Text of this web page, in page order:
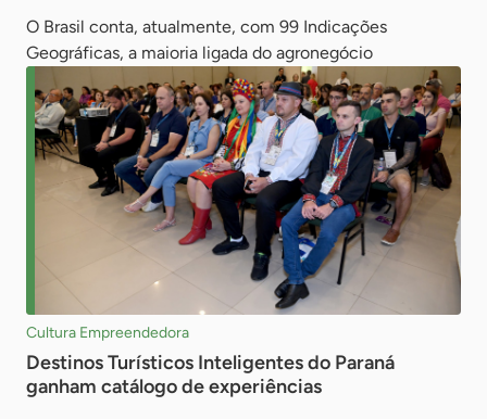
O Brasil conta, atualmente, com 99 Indicações
Geográficas, a maioria ligada do agronegócio
Cultura Empreendedora
Destinos Turísticos Inteligentes do Paraná
ganham catálogo de experiências